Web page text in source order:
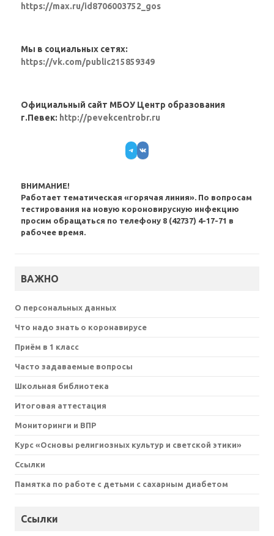
https://max.ru/id8706003752_gos
Мы в социальных сетях:
https://vk.com/public215859349
Официальный сайт МБОУ Центр образования
г.Певек: http://pevekcentrobr.ru
Telegram
VK
ВНИМАНИЕ!
Работает тематическая «горячая линия». По вопросам
тестирования на новую короновирусную инфекцию
просим обращаться по телефону 8 (42737) 4-17-71 в
рабочее время.
ВАЖНО
О персональных данных
Что надо знать о коронавирусе
Приём в 1 класс
Часто задаваемые вопросы
Школьная библиотека
Итоговая аттестация
Мониторинги и ВПР
Курс «Основы религиозных культур и светской этики»
Ссылки
Памятка по работе с детьми с сахарным диабетом
Ссылки